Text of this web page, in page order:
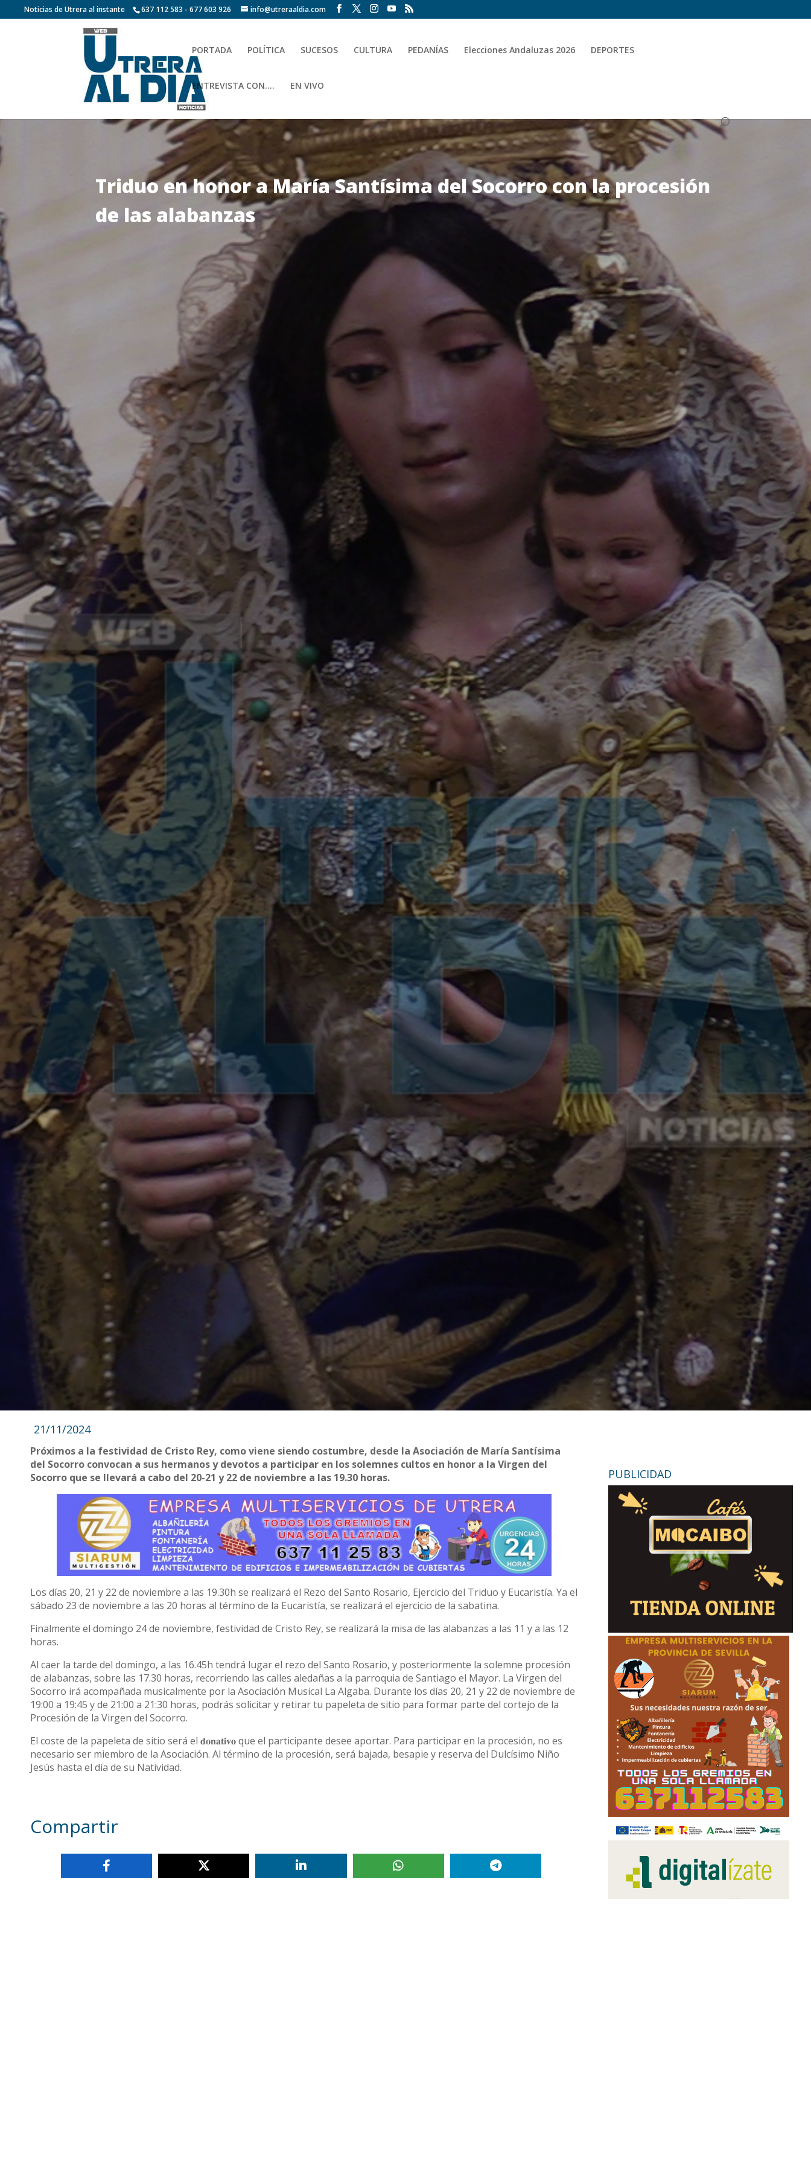
Noticias de Utrera al instante 637 112 583 - 677 603 926 info@utreraaldia.com
PORTADA POLÍTICA SUCESOS CULTURA PEDANÍAS Elecciones Andaluzas 2026 DEPORTES
ENTREVISTA CON…. EN VIVO
Triduo en honor a María Santísima del Socorro con la procesión
de las alabanzas
21/11/2024
Próximos a la festividad de Cristo Rey, como viene siendo costumbre, desde la Asociación de María Santísima
del Socorro convocan a sus hermanos y devotos a participar en los solemnes cultos en honor a la Virgen del
Socorro que se llevará a cabo del 20-21 y 22 de noviembre a las 19.30 horas.
Los días 20, 21 y 22 de noviembre a las 19.30h se realizará el Rezo del Santo Rosario, Ejercicio del Triduo y Eucaristía. Ya el
sábado 23 de noviembre a las 20 horas al término de la Eucaristía, se realizará el ejercicio de la sabatina.
Finalmente el domingo 24 de noviembre, festividad de Cristo Rey, se realizará la misa de las alabanzas a las 11 y a las 12
horas.
Al caer la tarde del domingo, a las 16.45h tendrá lugar el rezo del Santo Rosario, y posteriormente la solemne procesión
de alabanzas, sobre las 17.30 horas, recorriendo las calles aledañas a la parroquia de Santiago el Mayor. La Virgen del
Socorro irá acompañada musicalmente por la Asociación Musical La Algaba. Durante los días 20, 21 y 22 de noviembre de
19:00 a 19:45 y de 21:00 a 21:30 horas, podrás solicitar y retirar tu papeleta de sitio para formar parte del cortejo de la
Procesión de la Virgen del Socorro.
El coste de la papeleta de sitio será el 𝐝𝐨𝐧𝐚𝐭𝐢𝐯𝐨 que el participante desee aportar. Para participar en la procesión, no es
necesario ser miembro de la Asociación. Al término de la procesión, será bajada, besapie y reserva del Dulcísimo Niño
Jesús hasta el día de su Natividad.
Compartir
PUBLICIDAD